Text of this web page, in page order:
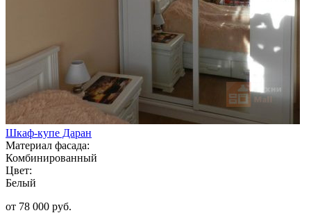
Шкаф-купе Даран
Материал фасада:
Комбинированный
Цвет:
Белый
от 78 000 руб.